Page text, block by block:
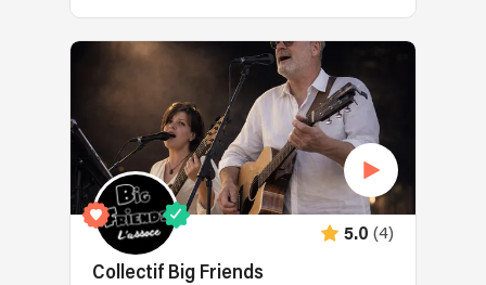
font
vibrer
chaque
événement
avec
une
5.0 (4)
Collectif Big Friends